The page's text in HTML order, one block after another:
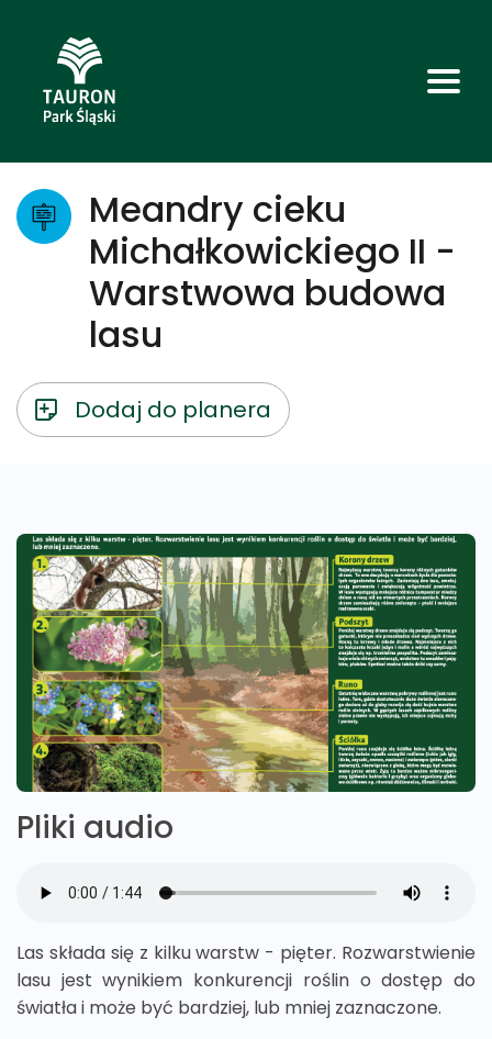
Meandry cieku
Michałkowickiego II -
Warstwowa budowa
lasu
Dodaj do planera
Pliki audio
Las składa się z kilku warstw - pięter. Rozwarstwienie
lasu jest wynikiem konkurencji roślin o dostęp do
światła i może być bardziej, lub mniej zaznaczone.